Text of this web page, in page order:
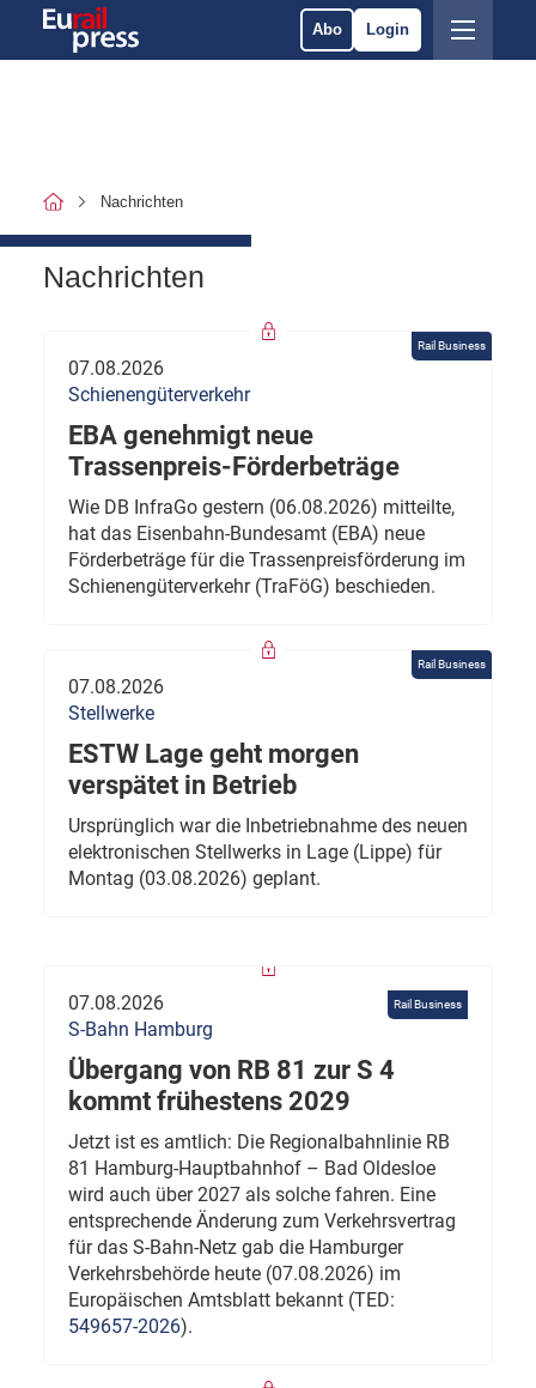
Abo Login
Nachrichten
Nachrichten
Rail Business
07.08.2026
Schienengüterverkehr
EBA genehmigt neue
Trassenpreis-Förderbeträge
Wie DB InfraGo gestern (06.08.2026) mitteilte,
hat das Eisenbahn-Bundesamt (EBA) neue
Förderbeträge für die Trassenpreisförderung im
Schienengüterverkehr (TraFöG) beschieden.
Rail Business
07.08.2026
Stellwerke
ESTW Lage geht morgen
verspätet in Betrieb
Ursprünglich war die Inbetriebnahme des neuen
elektronischen Stellwerks in Lage (Lippe) für
Montag (03.08.2026) geplant.
Rail Business
07.08.2026
S-Bahn Hamburg
Übergang von RB 81 zur S 4
kommt frühestens 2029
Jetzt ist es amtlich: Die Regionalbahnlinie RB
81 Hamburg-Hauptbahnhof – Bad Oldesloe
wird auch über 2027 als solche fahren. Eine
entsprechende Änderung zum Verkehrsvertrag
für das S-Bahn-Netz gab die Hamburger
Verkehrsbehörde heute (07.08.2026) im
Europäischen Amtsblatt bekannt (TED:
549657-2026).